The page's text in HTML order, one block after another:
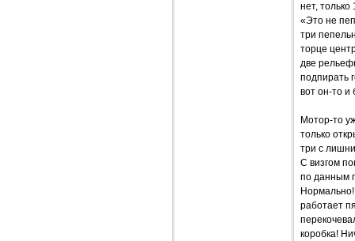
нет,
«Это не
три
торце
две
подпирать
вот он-то и
Мотор-то
только
три с
С визгом
по данным
работает
коробка!